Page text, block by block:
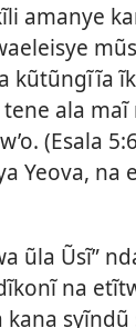
amanye
kũtũngĩĩa
ala
(Esala 5:
Yeova, na
ũla Ũsĩ”
na
kana